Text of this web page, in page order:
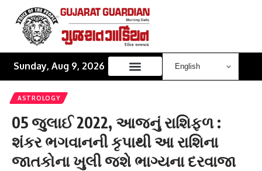
Sunday, Aug 9, 2026
ASTROLOGY
05 જુલાઈ 2022, આજનું રાશિફળ :
શંકર ભગવાનની કૃપાથી આ રાશિના
જાતકોના ખુલી જશે ભાગ્યના દરવાજા